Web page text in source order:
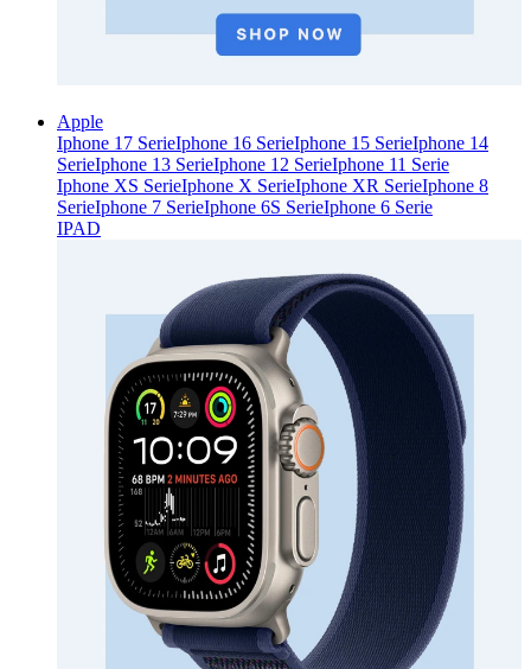
Apple
Iphone 17 SerieIphone 16 SerieIphone 15 SerieIphone 14
SerieIphone 13 SerieIphone 12 SerieIphone 11 Serie
Iphone XS SerieIphone X SerieIphone XR SerieIphone 8
SerieIphone 7 SerieIphone 6S SerieIphone 6 Serie
IPAD